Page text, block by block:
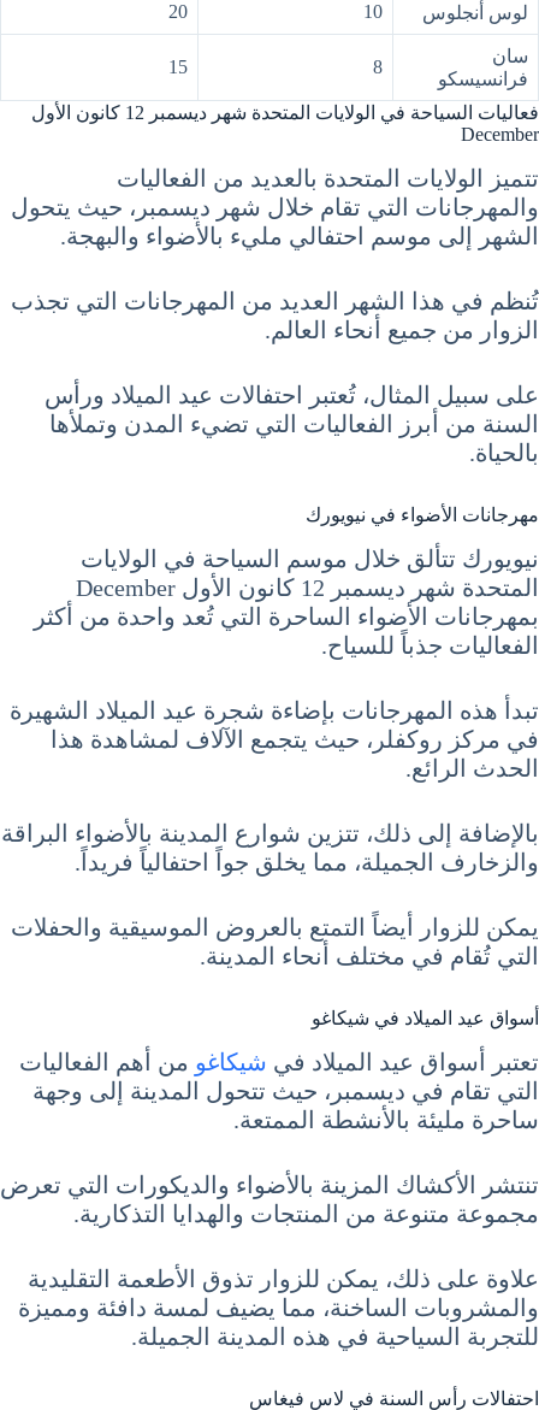
لوس أنجلوس 10
20
سان
فرانسيسكو
8
15
فعاليات السياحة في الولايات المتحدة شهر ديسمبر 12 كانون الأول
December
تتميز الولايات المتحدة بالعديد من الفعاليات
والمهرجانات التي تقام خلال شهر ديسمبر، حيث يتحول
الشهر إلى موسم احتفالي مليء بالأضواء والبهجة.
تُنظم في هذا الشهر العديد من المهرجانات التي تجذب
الزوار من جميع أنحاء العالم.
على سبيل المثال، تُعتبر احتفالات عيد الميلاد ورأس
السنة من أبرز الفعاليات التي تضيء المدن وتملأها
بالحياة.
مهرجانات الأضواء في نيويورك
نيويورك تتألق خلال موسم السياحة في الولايات
المتحدة شهر ديسمبر 12 كانون الأول December
بمهرجانات الأضواء الساحرة التي تُعد واحدة من أكثر
الفعاليات جذباً للسياح.
تبدأ هذه المهرجانات بإضاءة شجرة عيد الميلاد الشهيرة
في مركز روكفلر، حيث يتجمع الآلاف لمشاهدة هذا
الحدث الرائع.
بالإضافة إلى ذلك، تتزين شوارع المدينة بالأضواء البراقة
والزخارف الجميلة، مما يخلق جواً احتفالياً فريداً.
يمكن للزوار أيضاً التمتع بالعروض الموسيقية والحفلات
التي تُقام في مختلف أنحاء المدينة.
أسواق عيد الميلاد في شيكاغو
تعتبر أسواق عيد الميلاد في شيكاغو من أهم الفعاليات
التي تقام في ديسمبر، حيث تتحول المدينة إلى وجهة
ساحرة مليئة بالأنشطة الممتعة.
تنتشر الأكشاك المزينة بالأضواء والديكورات التي تعرض
مجموعة متنوعة من المنتجات والهدايا التذكارية.
علاوة على ذلك، يمكن للزوار تذوق الأطعمة التقليدية
والمشروبات الساخنة، مما يضيف لمسة دافئة ومميزة
للتجربة السياحية في هذه المدينة الجميلة.
احتفالات رأس السنة في لاس فيغاس